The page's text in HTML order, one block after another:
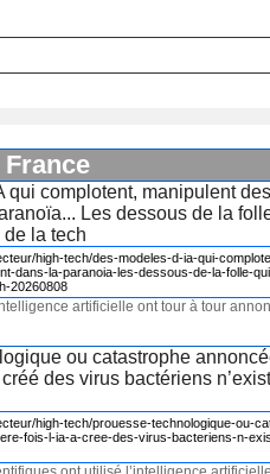
qui complotent, manipulent
Les dessous de la
la tech
artificielle ont tour à tour
ou catastrophe
créé des virus bactériens